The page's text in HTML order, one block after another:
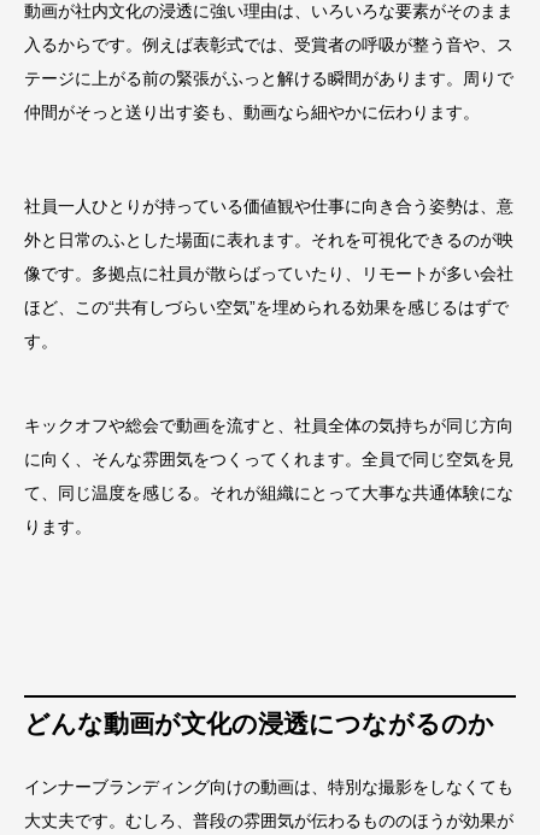
動画が社内文化の浸透に強い理由は、いろいろな要素がそのまま
入るからです。例えば表彰式では、受賞者の呼吸が整う音や、ス
テージに上がる前の緊張がふっと解ける瞬間があります。周りで
仲間がそっと送り出す姿も、動画なら細やかに伝わります。
社員一人ひとりが持っている価値観や仕事に向き合う姿勢は、意
外と日常のふとした場面に表れます。それを可視化できるのが映
像です。多拠点に社員が散らばっていたり、リモートが多い会社
ほど、この“共有しづらい空気”を埋められる効果を感じるはずで
す。
キックオフや総会で動画を流すと、社員全体の気持ちが同じ方向
に向く、そんな雰囲気をつくってくれます。全員で同じ空気を見
て、同じ温度を感じる。それが組織にとって大事な共通体験にな
ります。
どんな動画が文化の浸透につながるのか
インナーブランディング向けの動画は、特別な撮影をしなくても
大丈夫です。むしろ、普段の雰囲気が伝わるもののほうが効果が